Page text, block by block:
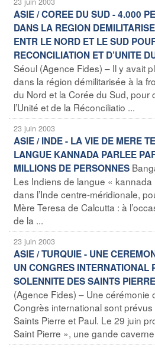
ASIE / COREE DU SUD - 4.000
DANS LA REGION
ENTR LE NORD ET LE SUD
RECONCILIATION ET D’UNITE
Séoul (Agence Fides) – Il y avait
dans la région démilitarisée à la
du Nord et la Corée du Sud, pour
l’Unité et de la Réconciliatio ...
23 juin 2003
ASIE / INDE - LA VIE DE MERE
LANGUE KANNADA PARLEE
MILLIONS DE PERSONNES
Les Indiens de langue «
dans l’Inde centre-méridionale,
Mère Teresa de Calcutta : à
de la ...
23 juin 2003
ASIE / TURQUIE - UNE
UN CONGRES INTERNATIONAL
SOLENNITE DES SAINTS
(Agence Fides) – Une
Congrès international sont
Saints Pierre et Paul. Le 29 juin
Saint Pierre », une gande